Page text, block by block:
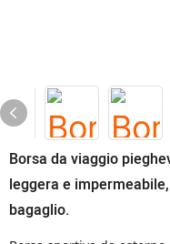
Borsa da viaggio
leggera e
bagaglio.